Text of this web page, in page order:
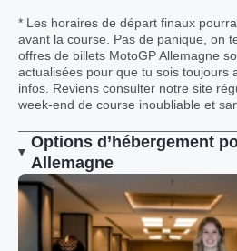
* Les horaires de départ finaux
avant la course. Pas de panique, on
offres de billets MotoGP Allemagne
actualisées pour que tu sois toujours
infos. Reviens consulter notre site
week-end de course inoubliable et
Options d’hébergement
Allemagne